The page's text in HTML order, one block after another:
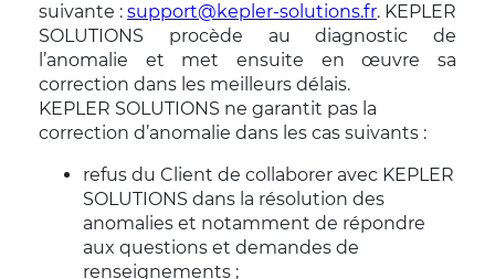
suivante : support@kepler-solutions.fr. KEPLER
SOLUTIONS procède au diagnostic de
l’anomalie et met ensuite en œuvre sa
correction dans les meilleurs délais.
KEPLER SOLUTIONS ne garantit pas la
correction d’anomalie dans les cas suivants :
refus du Client de collaborer avec KEPLER
SOLUTIONS dans la résolution des
anomalies et notamment de répondre
aux questions et demandes de
renseignements ;